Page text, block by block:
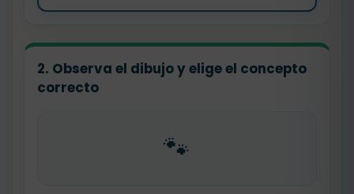
2. Observa el dibujo y elige el concepto
correcto
🐾